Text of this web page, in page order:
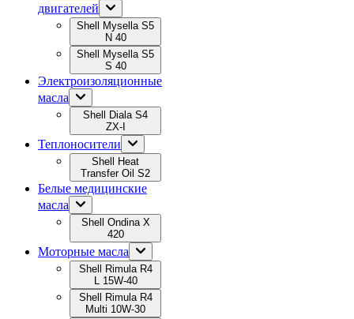
двигателей
Shell Mysella S5
N 40
Shell Mysella S5
S 40
Электроизоляционные
масла
Shell Diala S4
ZX-I
Теплоносители
Shell Heat
Transfer Oil S2
Белые медицинские
масла
Shell Ondina X
420
Моторные масла
Shell Rimula R4
L 15W-40
Shell Rimula R4
Multi 10W-30